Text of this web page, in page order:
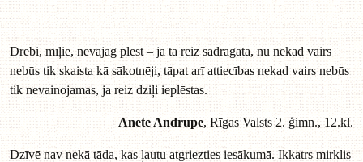
Drēbi, mīļie, nevajag plēst – ja tā reiz sadragāta, nu nekad vairs
nebūs tik skaista kā sākotnēji, tāpat arī attiecības nekad vairs nebūs
tik nevainojamas, ja reiz dziļi ieplēstas.
Anete Andrupe, Rīgas Valsts 2. ģimn., 12.kl.
Dzīvē nav nekā tāda, kas ļautu atgriezties iesākumā. Ikkatrs mirklis